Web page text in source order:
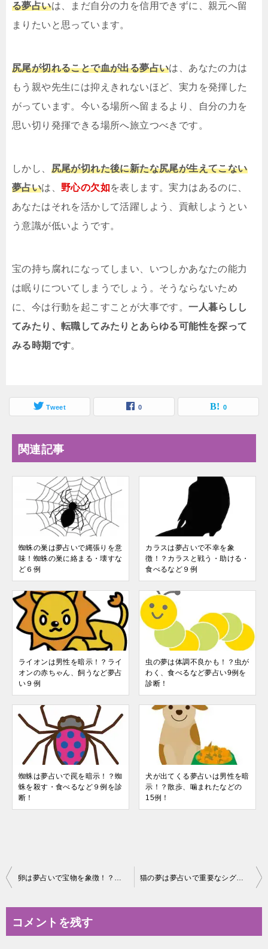
る夢占いは、まだ自分の力を信用できずに、親元へ留
まりたいと思っています。
尻尾が切れることで血が出る夢占いは、あなたの力は
もう親や先生には抑えきれないほど、実力を発揮した
がっています。今いる場所へ留まるより、自分の力を
思い切り発揮できる場所へ旅立つべきです。
しかし、 尻尾が切れた後に新たな尻尾が生えてこない
夢占いは、 野心の欠如を表します。実力はあるのに、
あなたはそれを活かして活躍しよう、貢献しようとい
う意識が低いようです。
宝の持ち腐れになってしまい、いつしかあなたの能力
は眠りについてしまうでしょう。そうならないため
に、今は行動を起こすことが大事です。一人暮らしし
てみたり、転職してみたりとあらゆる可能性を探って
みる時期です。
Tweet 0 0
関連記事
蜘蛛の巣は夢占いで縄張りを意
味！蜘蛛の巣に絡まる・壊すな
ど６例
カラスは夢占いで不幸を象
徴！？カラスと戦う・助ける・
食べるなど９例
ライオンは男性を暗示！？ライ
オンの赤ちゃん、飼うなど夢占
い９例
虫の夢は体調不良かも！？虫が
わく、食べるなど夢占い9例を
診断！
蜘蛛は夢占いで罠を暗示！？蜘
蛛を殺す・食べるなど９例を診
断！
犬が出てくる夢占いは男性を暗
示！？散歩、噛まれたなどの
15例！
投
ビ
卵は夢占いで宝物を象徴！？卵を産む・割るなど４例を診断！ 猫の夢は夢占いで重要なシグナル！？豊富な27例を診断
コメントを残す